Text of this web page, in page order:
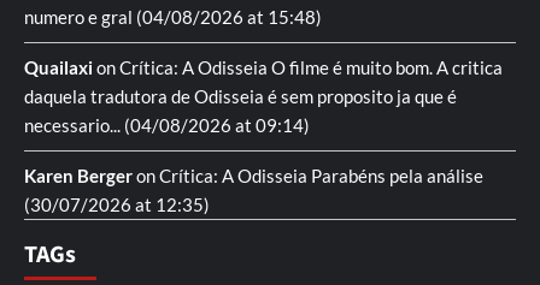
numero e gral (04/08/2026 at 15:48)
QuailaxionCrítica: A Odisseia O filme é muito bom. A critica
daquela tradutora de Odisseia é sem proposito ja que é
necessario... (04/08/2026 at 09:14)
Karen BergeronCrítica: A Odisseia Parabéns pela análise
(30/07/2026 at 12:35)
TAGs